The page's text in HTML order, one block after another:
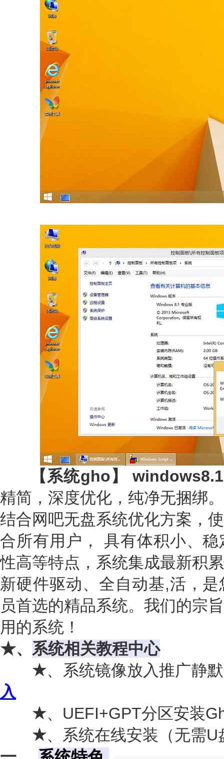
【系统gho】
精简，深度优化，纯净无捆绑
结合网吧无盘系统优化方案，
合所有用户， 具有体积小、
性高等特点，系统集成最新积
新硬件驱动、全自动基,活，
员首选的精品系统。我们的宗
用的系统！
★、 系统相关教程中心
★、系统镜像放入推广静
入
★、UEFI+GPT分区安装
★、系统在线安装（无需U